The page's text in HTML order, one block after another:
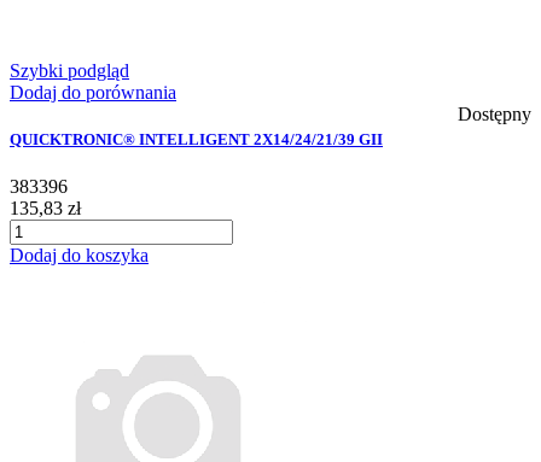
Szybki podgląd
Dodaj do porównania
Dostępny
QUICKTRONIC® INTELLIGENT 2X14/24/21/39 GII
383396
135,83 zł
Dodaj do koszyka